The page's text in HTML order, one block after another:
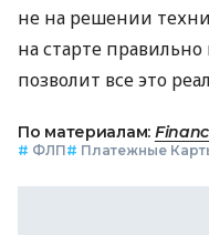
не на решении
на старте
позволит все это
По материалам:
# ФЛП# Платежные